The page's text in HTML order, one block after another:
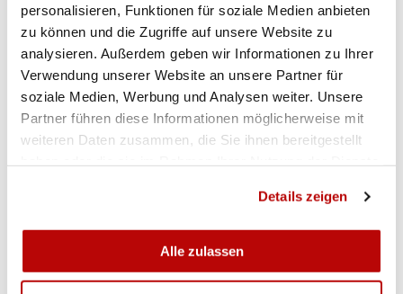
personalisieren, Funktionen für soziale Medien anbieten
zu können und die Zugriffe auf unsere Website zu
analysieren. Außerdem geben wir Informationen zu Ihrer
Verwendung unserer Website an unsere Partner für
soziale Medien, Werbung und Analysen weiter. Unsere
Partner führen diese Informationen möglicherweise mit
weiteren Daten zusammen, die Sie ihnen bereitgestellt
Details zeigen
Alle zulassen
hatte.(Wolfgang Rytz)
Hiergeht es zur Rangliste.
IMPRESSIONEN